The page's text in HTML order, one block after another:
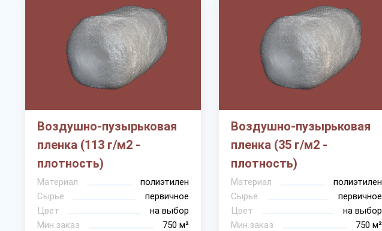
Воздушно-пузырьковая
пленка (113 г/м2 -
плотность)
Материал
полиэтилен
Сырье
первичное
Цвет
на выбор
Мин.заказ
750 м²
Воздушно-пузырьковая
пленка (35 г/м2 -
плотность)
Материал
полиэтилен
Сырье
первичное
Цвет
на выбор
Мин.заказ
750 м²